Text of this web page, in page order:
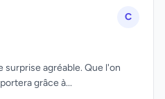
C
surprise agréable. Que l'on
grâce à...